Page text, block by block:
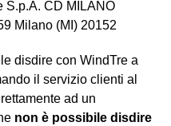
S.p.A. CD MILANO
Milano (MI) 20152
disdire con WindTre a
il servizio clienti al
ad un
non è possibile disdire